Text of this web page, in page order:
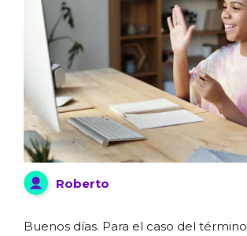
Roberto
Buenos días. Para el caso del término